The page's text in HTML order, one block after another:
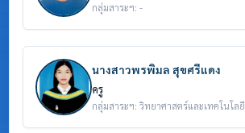
กลุ่มสาระฯ: -
นางสาวพรพิมล สุขศรีแดง
ครู
กลุ่มสาระฯ: วิทยาศาสตร์และเทคโนโลยี